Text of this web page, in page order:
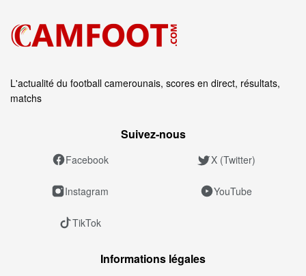
L'actualité du football camerounais, scores en direct, résultats,
matchs
Suivez‑nous
Facebook X (Twitter)
Instagram YouTube
TikTok
Informations légales